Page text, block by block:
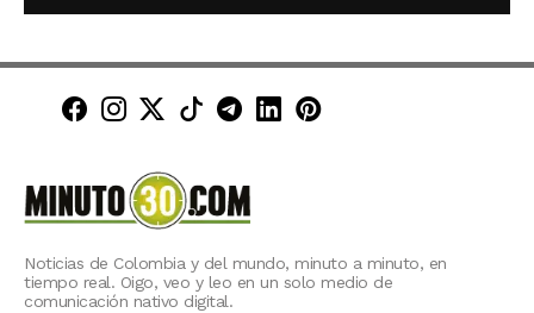
Minuto30 en Facebook
Minuto30 en Instagram
Minuto30 en X (Twitter)
Minuto30 en TikTok
Canal de Minuto30 en
Minuto30 en LinkedIn
Minuto30 en
Noticias de Colombia y del mundo, minuto a minuto, en
tiempo real. Oigo, veo y leo en un solo medio de
comunicación nativo digital.